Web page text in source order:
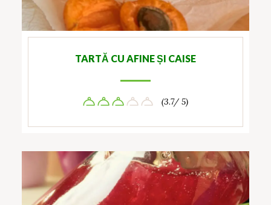
TARTĂ CU AFINE ȘI CAISE
(3.7/ 5)